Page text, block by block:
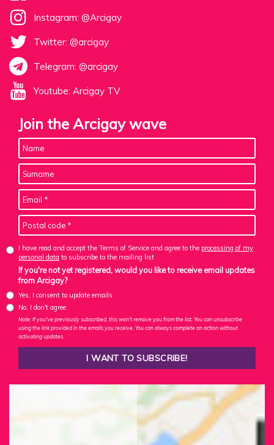
Instagram: @Arcigay
Twitter: @arcigay
Telegram: @arcigay
Youtube: Arcigay TV
Join the Arcigay wave
I have read and accept the Terms of Service and agree to the processing of my
personal data to subscribe to the mailing list
If you're not yet registered, would you like to receive email updates
from Arcigay?
Yes, I consent to update emails
No, I don't agree
Note: If you've previously subscribed, this won't remove you from the list. You can unsubscribe
using the link provided in the emails you receive. You can always complete an action without
activating updates.